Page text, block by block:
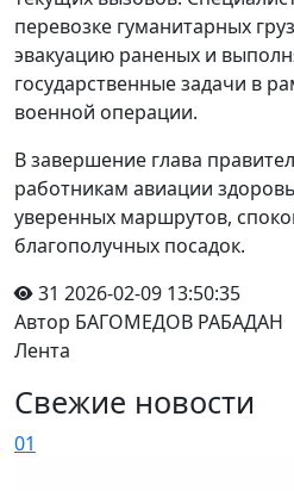
перевозке гуманитарных
эвакуацию раненых и
государственные задачи в
военной операции.
В завершение глава
работникам авиации
уверенных маршрутов,
благополучных посадок.
31 2026-02-09 13:50:35
Автор БАГОМЕДОВ РАБАДАН
Лента
Свежие новости
01